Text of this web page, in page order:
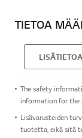
TIETOA
The safety
information for the
Lisävarusteiden
tuotetta, eikä sitä